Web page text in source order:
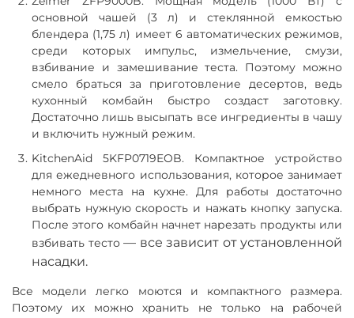
основной чашей (3 л) и стеклянной емкостью
блендера (1,75 л) имеет 6 автоматических режимов,
среди которых импульс, измельчение, смузи,
взбивание и замешивание теста. Поэтому можно
смело браться за приготовление десертов, ведь
кухонный комбайн быстро создаст заготовку.
Достаточно лишь высыпать все ингредиенты в чашу
и включить нужный режим.
KitchenAid 5KFP0719EOB. Компактное устройство
для ежедневного использования, которое занимает
немного места на кухне. Для работы достаточно
выбрать нужную скорость и нажать кнопку запуска.
После этого комбайн начнет нарезать продукты или
взбивать тесто — все зависит от установленной
насадки.
Все модели легко моются и компактного размера.
Поэтому их можно хранить не только на рабочей